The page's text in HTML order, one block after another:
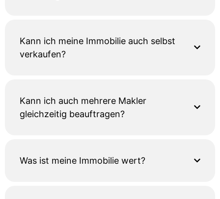
Kann ich meine Immobilie auch selbst
verkaufen?
Kann ich auch mehrere Makler
gleichzeitig beauftragen?
Was ist meine Immobilie wert?